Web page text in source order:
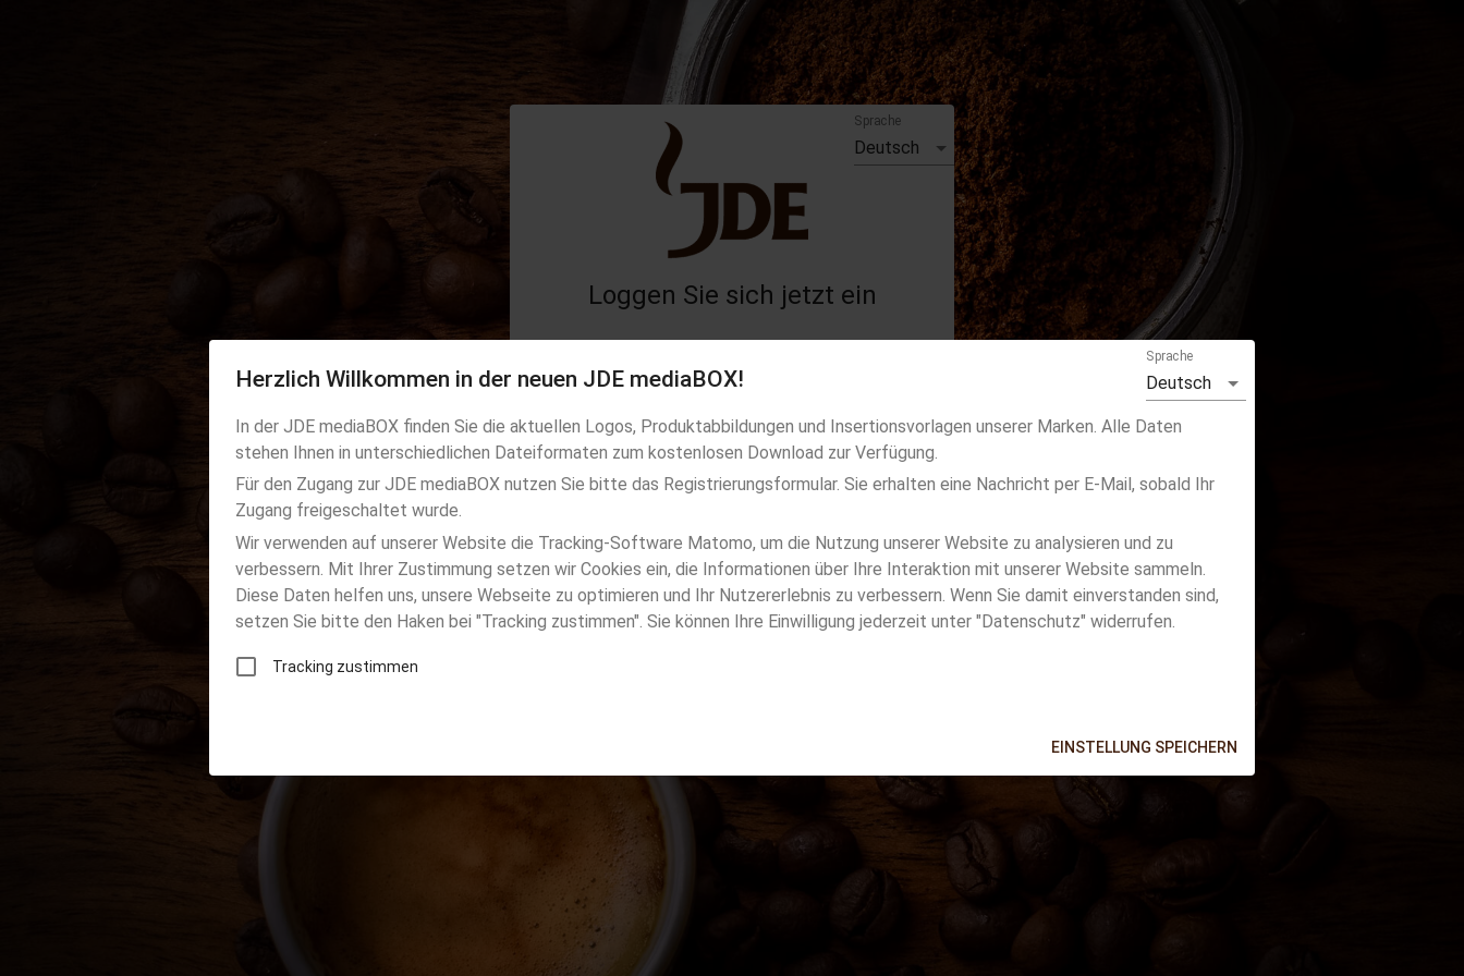
Sprache
Deutsch
Loggen Sie sich jetzt ein
LOGIN
Noch keinen Zugang?
JETZT REGISTRIEREN
Wichtige Information
30.03.2026 erstellt wurden, gelöscht werden. Bitte registrieren Sie sich
erneut, um wieder Zugang zur JDE mediaBOX zu erhalten.
Sprache
Deutsch
Herzlich Willkommen in der neuen JDE mediaBOX!
In der JDE mediaBOX finden Sie die aktuellen Logos, Produktabbildungen und Insertionsvorlagen unserer Marken. Alle Daten
stehen Ihnen in unterschiedlichen Dateiformaten zum kostenlosen Download zur Verfügung.
Für den Zugang zur JDE mediaBOX nutzen Sie bitte das Registrierungsformular. Sie erhalten eine Nachricht per E-Mail, sobald Ihr
Zugang freigeschaltet wurde.
Wir verwenden auf unserer Website die Tracking-Software Matomo, um die Nutzung unserer Website zu analysieren und zu
verbessern. Mit Ihrer Zustimmung setzen wir Cookies ein, die Informationen über Ihre Interaktion mit unserer Website sammeln.
Diese Daten helfen uns, unsere Webseite zu optimieren und Ihr Nutzererlebnis zu verbessern. Wenn Sie damit einverstanden sind,
setzen Sie bitte den Haken bei "Tracking zustimmen". Sie können Ihre Einwilligung jederzeit unter "Datenschutz" widerrufen.
Tracking zustimmen
EINSTELLUNG SPEICHERN